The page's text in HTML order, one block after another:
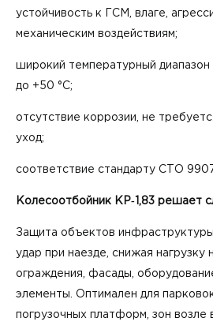
устойчивость к ГСМ, влаге,
механическим воздействиям;
широкий температурный диапазон
до +50 °C;
отсутствие коррозии, не
уход;
соответствие стандарту СТО
Колесоотбойник КР‑1,83 решает
Защита объектов
удар при наезде, снижая нагрузку
ограждения, фасады,
элементы. Оптимален для
погрузочных платформ, зон возле